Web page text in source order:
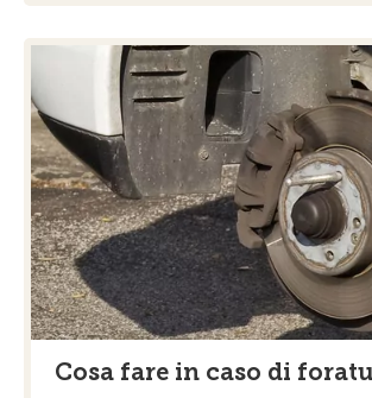
Cosa fare in caso di